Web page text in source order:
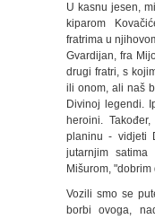
U kasnu jesen,
kiparom
fratrima u
Gvardijan, fra
drugi fratri, s
ili onom, ali naš
Divinoj legendi.
heroini.
planinu - vidjeti
jutarnjim
Mišurom,
Vozili smo se
borbi ovoga,